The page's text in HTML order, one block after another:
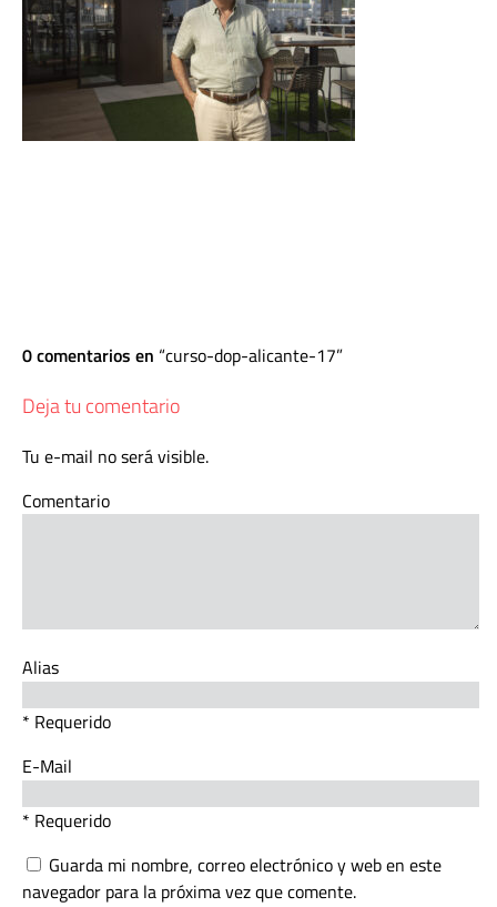
0 comentarios en curso-dop-alicante-17
Deja tu comentario
Tu e-mail no será visible.
Comentario
Alias
* Requerido
E-Mail
* Requerido
Guarda mi nombre, correo electrónico y web en este
navegador para la próxima vez que comente.